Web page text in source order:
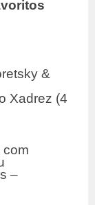
&
Xadrez (4
–